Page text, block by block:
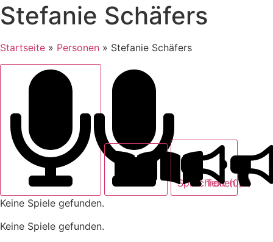
Stefanie Schäfers
Startseite » Personen » Stefanie Schäfers
Sprechrollen (0)
Text (0)
Keine Spiele gefunden.
Keine Spiele gefunden.